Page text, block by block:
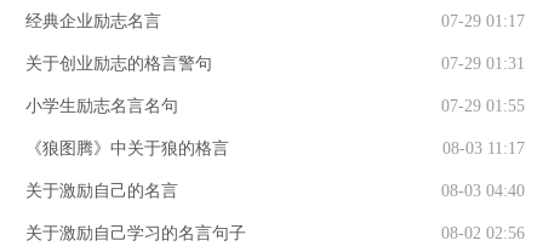
经典企业励志名言 07-29 01:17
关于创业励志的格言警句 07-29 01:31
小学生励志名言名句 07-29 01:55
《狼图腾》中关于狼的格言 08-03 11:17
关于激励自己的名言 08-03 04:40
关于激励自己学习的名言句子 08-02 02:56